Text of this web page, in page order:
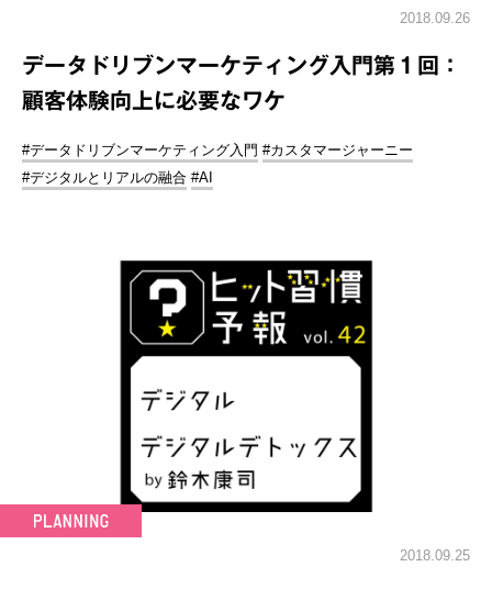
2018.09.26
データドリブンマーケティング入門第１回：
顧客体験向上に必要なワケ
#データドリブンマーケティング入門 #カスタマージャーニー
#デジタルとリアルの融合 #AI
2018.09.25